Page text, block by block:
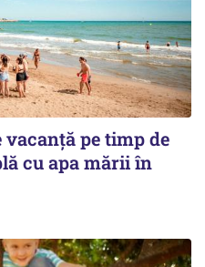
pe timp de
cu apa mării în